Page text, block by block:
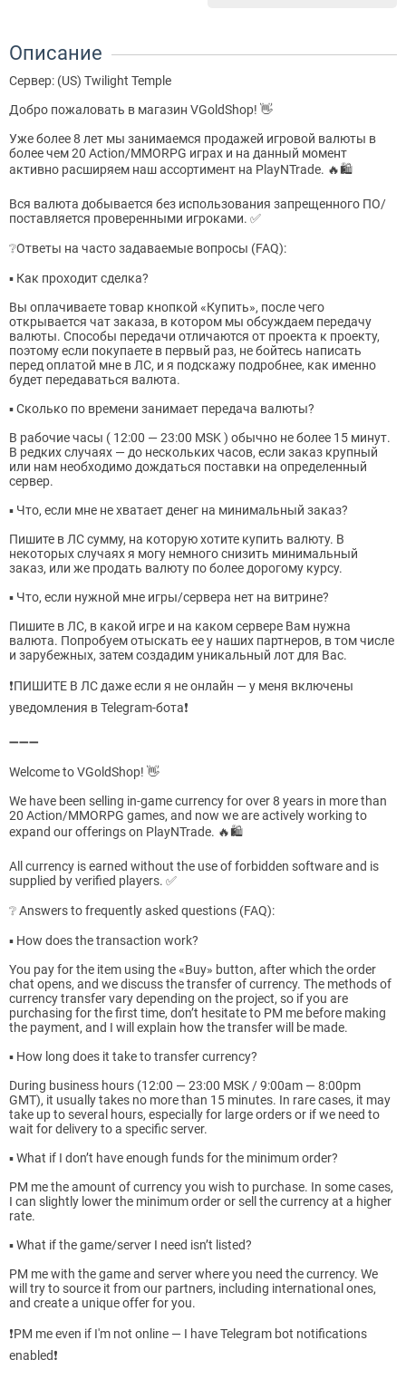
Описание
Сервер: (US) Twilight Temple
Добро пожаловать в магазин VGoldShop! 👋
Уже более 8 лет мы занимаемся продажей игровой валюты в
более чем 20 Action/MMORPG играх и на данный момент
активно расширяем наш ассортимент на PlayNTrade. 🔥🛍
Вся валюта добывается без использования запрещенного ПО/
поставляется проверенными игроками. ✅
❔Ответы на часто задаваемые вопросы (FAQ):
▪️ Как проходит сделка?
Вы оплачиваете товар кнопкой «Купить», после чего
открывается чат заказа, в котором мы обсуждаем передачу
валюты. Способы передачи отличаются от проекта к проекту,
поэтому если покупаете в первый раз, не бойтесь написать
перед оплатой мне в ЛС, и я подскажу подробнее, как именно
будет передаваться валюта.
▪️ Сколько по времени занимает передача валюты?
В рабочие часы ( 12:00 — 23:00 MSK ) обычно не более 15 минут.
В редких случаях — до нескольких часов, если заказ крупный
или нам необходимо дождаться поставки на определенный
сервер.
▪️ Что, если мне не хватает денег на минимальный заказ?
Пишите в ЛС сумму, на которую хотите купить валюту. В
некоторых случаях я могу немного снизить минимальный
заказ, или же продать валюту по более дорогому курсу.
▪️ Что, если нужной мне игры/сервера нет на витрине?
Пишите в ЛС, в какой игре и на каком сервере Вам нужна
валюта. Попробуем отыскать ее у наших партнеров, в том числе
и зарубежных, затем создадим уникальный лот для Вас.
❗️ПИШИТЕ В ЛС даже если я не онлайн — у меня включены
уведомления в Telegram-бота❗️
➖➖➖
Welcome to VGoldShop! 👋
We have been selling in-game currency for over 8 years in more than
20 Action/MMORPG games, and now we are actively working to
expand our offerings on PlayNTrade. 🔥🛍
All currency is earned without the use of forbidden software and is
supplied by verified players. ✅
❔ Answers to frequently asked questions (FAQ):
▪️ How does the transaction work?
You pay for the item using the «Buy» button, after which the order
chat opens, and we discuss the transfer of currency. The methods of
currency transfer vary depending on the project, so if you are
purchasing for the first time, don’t hesitate to PM me before making
the payment, and I will explain how the transfer will be made.
▪️ How long does it take to transfer currency?
During business hours (12:00 — 23:00 MSK / 9:00am — 8:00pm
GMT), it usually takes no more than 15 minutes. In rare cases, it may
take up to several hours, especially for large orders or if we need to
wait for delivery to a specific server.
▪️ What if I don’t have enough funds for the minimum order?
PM me the amount of currency you wish to purchase. In some cases,
I can slightly lower the minimum order or sell the currency at a higher
rate.
▪️ What if the game/server I need isn’t listed?
PM me with the game and server where you need the currency. We
will try to source it from our partners, including international ones,
and create a unique offer for you.
❗️PM me even if I'm not online — I have Telegram bot notifications
enabled❗️